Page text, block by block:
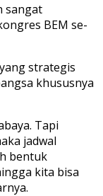
sangat
BEM se-
strategis
khususnya
Tapi
jadwal
bentuk
kita bisa